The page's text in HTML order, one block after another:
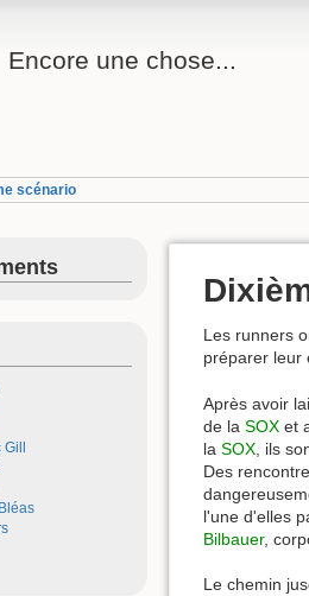
Encore une chose...
scénario
Gill
Les runners
préparer leur
Après avoir
de la SOX et
la SOX , ils
Des
l'une d'elles
Bilbauer,
Le chemin